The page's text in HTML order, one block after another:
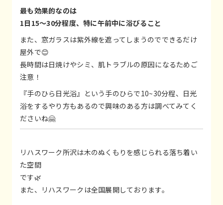
最も効果的なのは
1日15〜30分程度、特に午前中に浴びること
また、窓ガラスは紫外線を遮ってしまうのでできるだけ
屋外で😊
長時間は日焼けやシミ、肌トラブルの原因になるためご
注意！
『手のひら日光浴』という手のひらで10~30分程、日光
浴をするやり方もあるので興味のある方は調べてみてく
ださいね🤗
リハスワーク所沢は木のぬくもりを感じられる落ち着い
た空間
です🌿
また、リハスワークは全国展開しております。